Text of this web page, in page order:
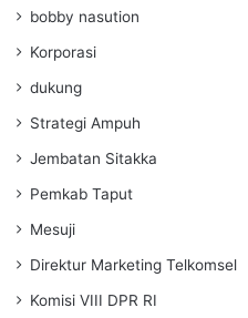
bobby nasution
Korporasi
dukung
Strategi Ampuh
Jembatan Sitakka
Pemkab Taput
Mesuji
Direktur Marketing Telkomsel
Komisi VIII DPR RI